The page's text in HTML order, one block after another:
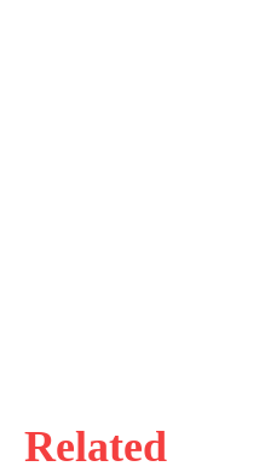
Related